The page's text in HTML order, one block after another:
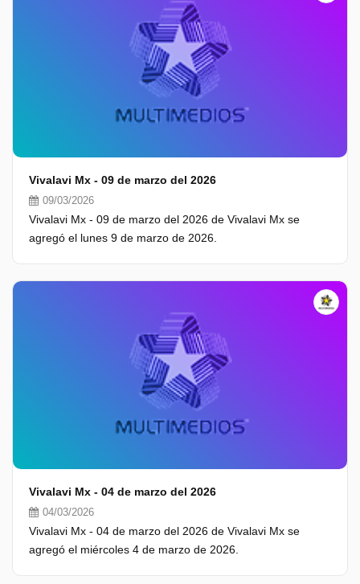
Vivalavi Mx - 09 de marzo del 2026
09/03/2026
Vivalavi Mx - 09 de marzo del 2026 de Vivalavi Mx se
agregó el lunes 9 de marzo de 2026.
Vivalavi Mx - 04 de marzo del 2026
04/03/2026
Vivalavi Mx - 04 de marzo del 2026 de Vivalavi Mx se
agregó el miércoles 4 de marzo de 2026.